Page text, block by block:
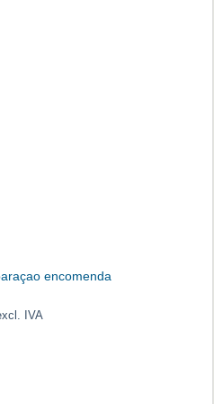
encomenda
IVA